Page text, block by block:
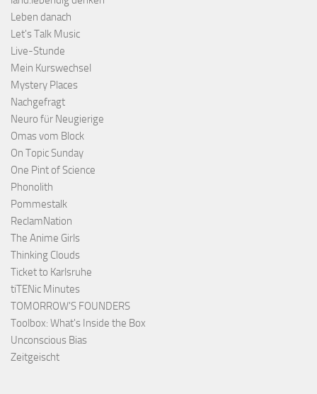
Leben danach
Let's Talk Music
Live-Stunde
Mein Kurswechsel
Mystery Places
Nachgefragt
Neuro für Neugierige
Omas vom Block
On Topic Sunday
One Pint of Science
Phonolith
Pommestalk
ReclamNation
The Anime Girls
Thinking Clouds
Ticket to Karlsruhe
tiTENic Minutes
TOMORROW'S FOUNDERS
Toolbox: What's Inside the Box
Unconscious Bias
Zeitgeischt